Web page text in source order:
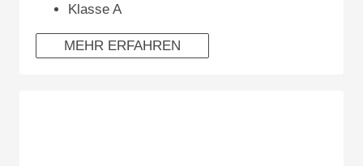
Klasse A
MEHR ERFAHREN